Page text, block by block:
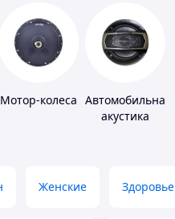
Мотор-колеса Автомобильная
акустика
Женские Здоровье